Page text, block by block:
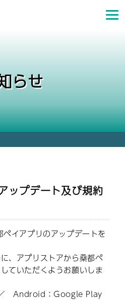
らせ
ップデート及び規約
イアプリのアップデートを
、アプリストアから桑都ペ
ていただくようお願いしま
Android：Google Play